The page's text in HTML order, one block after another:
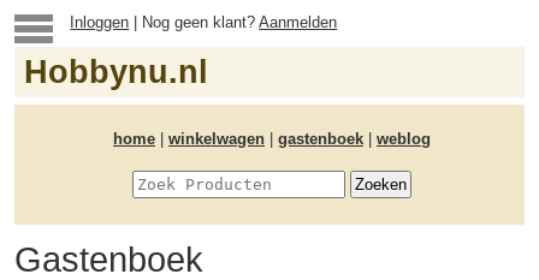
Inloggen | Nog geen klant?Aanmelden
Hobbynu.nl
home winkelwagen gastenboek weblog
Gastenboek